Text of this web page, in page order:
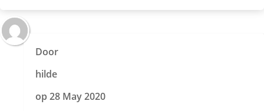
Door
hilde
op 28 May 2020